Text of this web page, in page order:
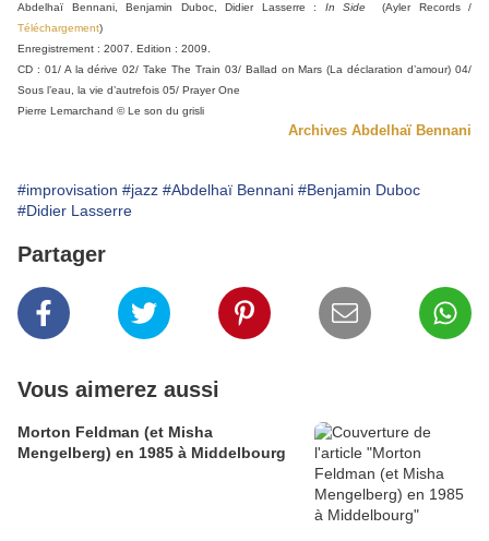
Abdelhaï Bennani, Benjamin Duboc, Didier Lasserre : In Side (Ayler Records /
Téléchargement)
Enregistrement : 2007. Edition : 2009.
CD : 01/ A la dérive 02/ Take The Train 03/ Ballad on Mars (La déclaration d’amour) 04/
Sous l’eau, la vie d’autrefois 05/ Prayer One
Pierre Lemarchand © Le son du grisli
Archives Abdelhaï Bennani
#improvisation #jazz #Abdelhaï Bennani #Benjamin Duboc
#Didier Lasserre
Partager
Vous aimerez aussi
Morton Feldman (et Misha
Mengelberg) en 1985 à Middelbourg